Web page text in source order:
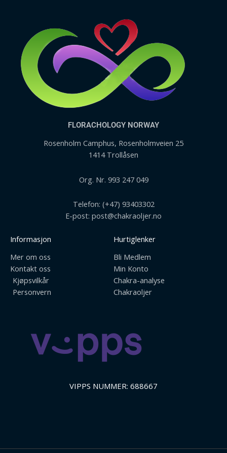
FLORACHOLOGY NORWAY
Rosenholm Camphus, Rosenholmveien 25
1414 Trollåsen
Org. Nr. 993 247 049
Telefon: (+47) 93403302
E-post: post@chakraoljer.no
Informasjon
Mer om oss
Kontakt oss
Kjøpsvilkår
Personvern
Hurtiglenker
Bli Medlem
Min Konto
Chakra-analyse
Chakraoljer
VIPPS NUMMER: 688667